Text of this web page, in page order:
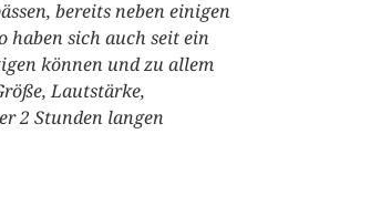
bereits neben einigen
haben sich auch seit ein
können und zu allem
Lautstärke,
2 Stunden langen